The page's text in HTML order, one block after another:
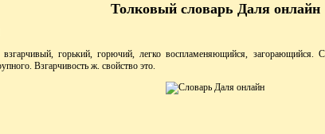
Толковый словарь Даля онлайн
горький, горючий, легко воспламеняющийся, загорающийся.
Взгарчивость ж. свойство это.